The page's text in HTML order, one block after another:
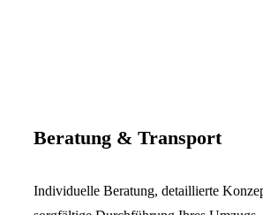
Beratung & Transport
Individuelle Beratung, detaillierte